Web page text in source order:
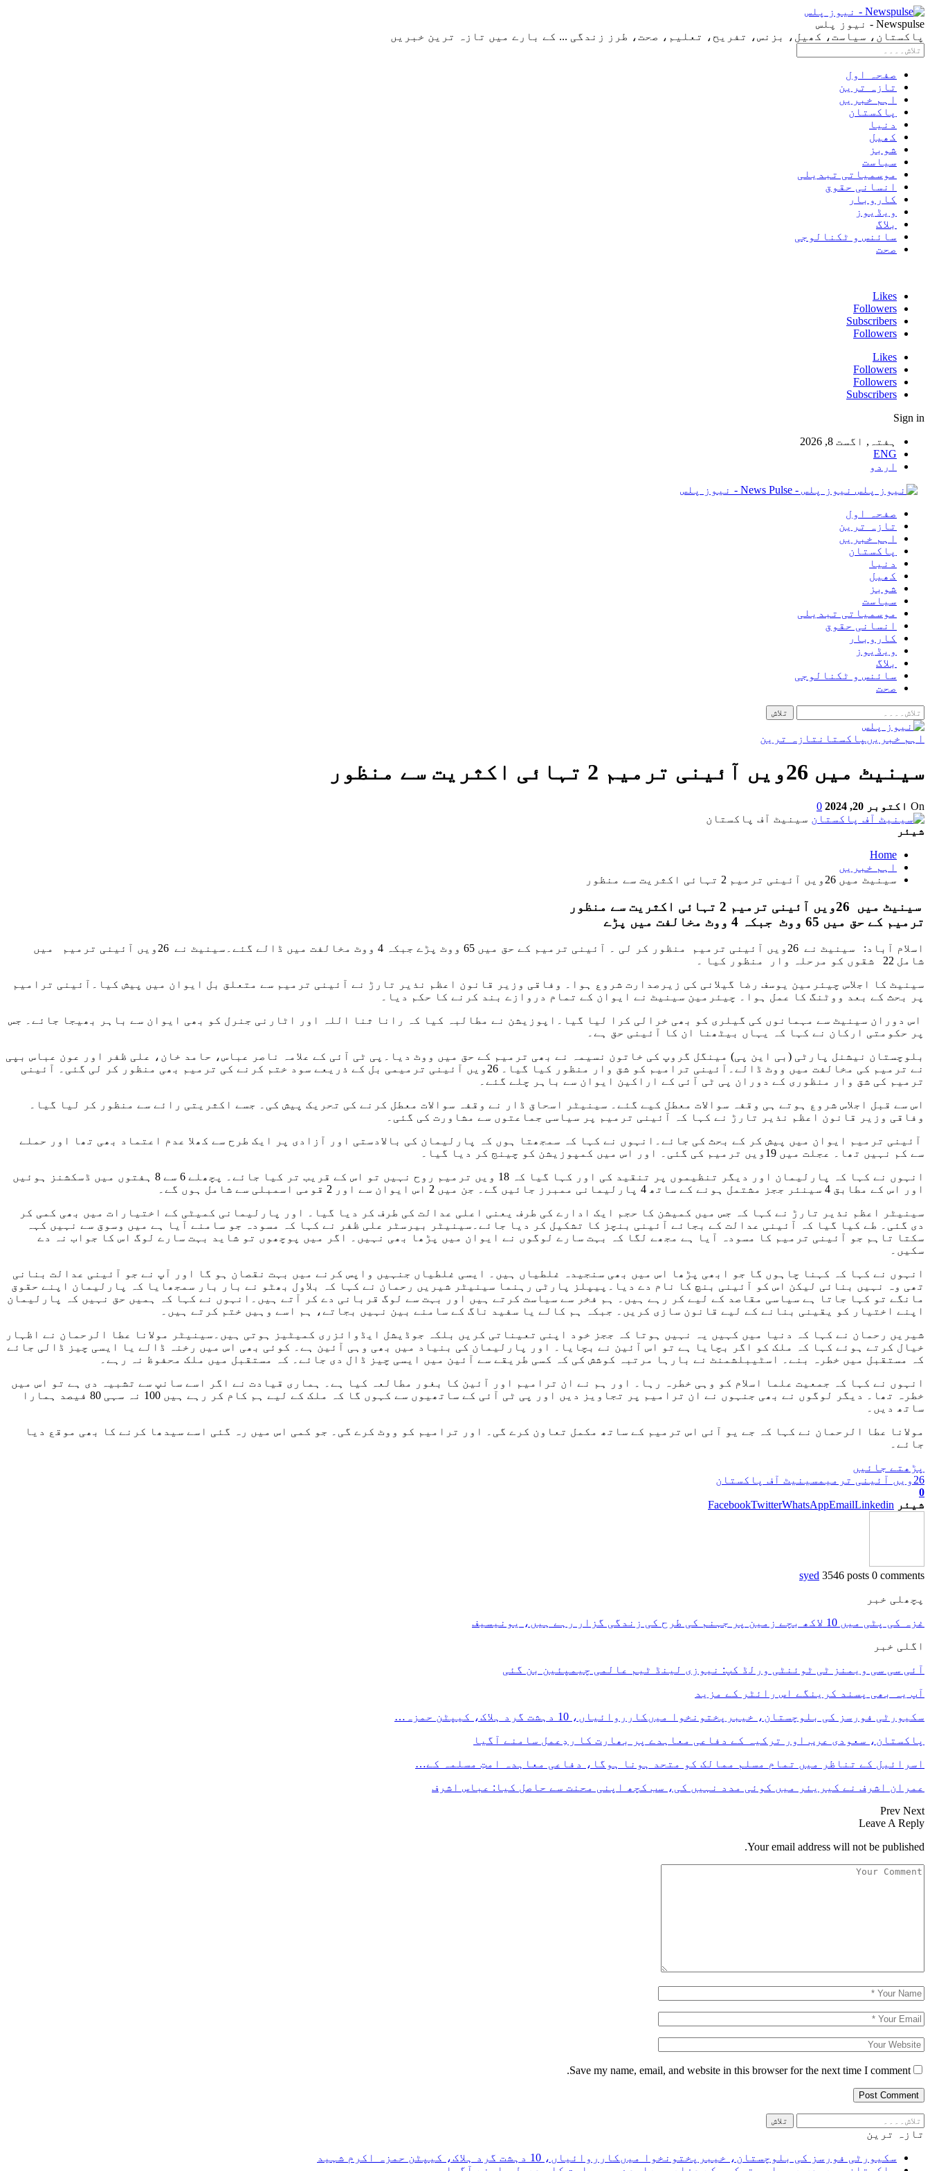
Newspulse - نیوز پلس
پاکستان، سیاست، کھیل، بزنس، تفریح، تعلیم، صحت، طرز زندگی ... کے بارے میں تازہ ترین خبریں
صفحہ اول
تازہ ترین
اہم خبریں
پاکستان
دنیا
کھیل
شوبز
سیاست
موسمیاتی تبدیلی
انسانی حقوق
کاروبار
ویڈیوز
بلاگ
سائنس و ٹکنالوجی
صحت
Likes
Followers
Subscribers
Followers
Likes
Followers
Followers
Subscribers
Sign in
ہفتہ, اگست 8, 2026
ENG
اردو
نیوز پلس - News Pulse - نیوز پلس
صفحہ اول
تازہ ترین
اہم خبریں
پاکستان
دنیا
کھیل
شوبز
سیاست
موسمیاتی تبدیلی
انسانی حقوق
کاروبار
ویڈیوز
بلاگ
سائنس و ٹکنالوجی
صحت
اہم خبریں پاکستان تازہ ترین
سینیٹ میں 26ویں آئینی ترمیم 2 تہائی اکثریت سے منظور
On اکتوبر 20, 2024
0
سینیٹ آف پاکستان
شیئر
Home
اہم خبریں
سینیٹ میں 26ویں آئینی ترمیم 2 تہائی اکثریت سے منظور
سینیٹ میں 26ویں آئینی ترمیم 2 تہائی اکثریت سے منظور
ترمیم کے حق میں 65 ووٹ جبکہ 4 ووٹ مخالفت میں پڑے
اسلام آباد: سینیٹ نے 26ویں آئینی ترمیم منظور کر لی ۔ آئینی ترمیم کے حق میں 65 ووٹ پڑے جبکہ 4 ووٹ مخالفت میں ڈالے گئے۔سینیٹ نے 26ویں آئینی ترمیم میں
شامل 22 شقوں کو مرحلہ وار منظور کیا ۔
سینیٹ کا اجلاس چیئرمین یوسف رضا گیلانی کی زیرصدارت شروع ہوا۔ وفاقی وزیر قانون اعظم نذیر تارڑ نے آئینی ترمیم سے متعلق بل ایوان میں پیش کیا۔آئینی ترامیم
پر بحث کے بعد ووٹنگ کا عمل ہوا۔ چیئرمین سینیٹ نے ایوان کے تمام دروازے بند کرنے کا حکم دیا۔
اس دوران سینیٹ سے مہمانوں کی گیلری کو بھی خرالی کرا لیا گیا۔اپوزیشن نے مطالبہ کیا کہ رانا ثنا اللہ اور اٹارنی جنرل کو بھی ایوان سے باہر بھیجا جائے۔ جس
پر حکومتی ارکان نے کہا کہ یہاں بیٹھنا ان کا آئینی حق ہے۔
بلوچستان نیشنل پارٹی (بی این پی) مینگل گروپ کی خاتون نسیمہ نے بھی ترمیم کے حق میں ووٹ دیا۔پی ٹی آئی کے علامہ ناصر عباس، حامد خان، علی ظفر اور عون عباس بپی
نے ترمیم کی مخالفت میں ووٹ ڈالے۔آئینی ترامیم کو شق وار منظور کیا گیا۔ 26ویں آئینی ترمیمی بل کے ذریعے سود ختم کرنے کی ترمیم بھی منظور کر لی گئی۔ آئینی
ترمیم کی شق وار منظوری کے دوران پی ٹی آئی کے اراکین ایوان سے باہر چلے گئے۔
اس سے قبل اجلاس شروع ہوتے ہی وقفہ سوالات معطل کیے گئے۔ سینیٹر اسحاق ڈار نے وقفہ سوالات معطل کرنے کی تحریک پیش کی۔ جسے اکثریتی رائے سے منظور کر لیا گیا۔
وفاقی وزیر قانون اعظم نذیر تارڑ نے کہا کہ آئینی ترمیم پر سیاسی جماعتوں سے مشاورت کی گئی۔
آئینی ترمیم ایوان میں پیش کر کے بحث کی جائے۔انہوں نے کہا کہ سمجھتا ہوں کہ پارلیمان کی بالادستی اور آزادی پر ایک طرح سے کھلا عدم اعتماد بھی تھا اور حملے
سے کم نہیں تھا۔ عجلت میں 19ویں ترمیم کی گئی۔ اور اس میں کمپوزیشن کو چینج کر دیا گیا۔
انہوں نے کہا کہ پارلیمان اور دیگر تنظیموں پر تنقید کی اور کہا گیا کہ 18 ویں ترمیم روح نہیں تو اس کے قریب تر کیا جائے۔ پچھلے 6 سے 8 ہفتوں میں ڈسکشنز ہوئیں
اور اس کے مطابق 4 سینئر ججز مشتمل ہونے کے ساتھ 4 پارلیمانی ممبرز جائیں گے۔ جن میں 2 اس ایوان سے اور 2 قومی اسمبلی سے شامل ہوں گے۔
سینیٹر اعظم نذیر تارڑ نے کہا کہ جس میں کمیشن کا حجم ایک ادارے کی طرف یعنی اعلی عدالت کی طرف کر دیا گیا۔ اور پارلیمانی کمیٹی کے اختیارات میں بھی کمی کر
دی گئی۔ طے کیا گیا کہ آئینی عدالت کے بجائے آئینی بنچز کا تشکیل کر دیا جائے۔سینیٹر بیرسٹر علی ظفر نے کہا کہ مسودہ جو سامنے آیا ہے میں وسوق سے نہیں کہہ
سکتا تاہم جو آئینی ترمیم کا مسودہ آیا ہے مجھے لگا کہ بہت سارے لوگوں نے ایوان میں پڑھا بھی نہیں۔ اگر میں پوچھوں تو شاید بہت سارے لوگ اس کا جواب نہ دے
سکیں۔
انہوں نے کہا کہ کہنا چاہوں گا جو ابھی پڑھا اس میں بھی سنجیدہ غلطیاں ہیں۔ ایسی غلطیاں جنہیں واپس کرنے میں بہت نقصان ہو گا اور آپ نے جو آئینی عدالت بنانی
تھی وہ نہیں بنائی لیکن اس کو آئینی بنچ کا نام دے دیا۔پیپلز پارٹی رہنما سینیٹر شیریں رحمان نے کہا کہ بلاول بھٹو نے بار بار سمجھایا کہ پارلیمان اپنے حقوق
مانگے تو کہا جاتا ہے سیاسی مقاصد کے لیے کر رہے ہیں۔ ہم فخر سے سیاست کرتے ہیں اور بہت سے لوگ قربانی دے کر آتے ہیں۔انہوں نے کہا کہ ہمیں حق نہیں کہ پارلیمان
اپنے اختیار کو یقینی بنانے کے لیے قانون سازی کریں۔ جبکہ ہم کالے یا سفید ناگ کے سامنے بین نہیں بجاتے، ہم اسے وہیں ختم کرتے ہیں۔
شیریں رحمان نے کہا کہ دنیا میں کہیں یہ نہیں ہوتا کہ ججز خود اپنی تعیناتی کریں بلکہ جوڈیشل ایڈوائزری کمیٹیز ہوتی ہیں۔سینیٹر مولانا عطا الرحمان نے اظہار
خیال کرتے ہوئے کہا کہ ملک کو اگر بچایا ہے تو اس آئین نے بچایا۔ اور پارلیمان کی بنیاد میں بھی وہی آئین ہے۔ کوئی بھی اس میں رخنہ ڈالے یا ایسی چیز ڈالی جائے
کہ مستقبل میں خطرہ بنے۔ اسٹیبلشمنٹ نے بارہا مرتبہ کوشش کی کہ کسی طریقے سے آئین میں ایسی چیز ڈال دی جائے۔ کہ مستقبل میں ملک محفوظ نہ رہے۔
انہوں نے کہا کہ جمعیت علما اسلام کو وہی خطرہ رہا۔ اور ہم نے ان ترامیم اور آئین کا بغور مطالعہ کیا ہے۔ ہماری قیادت نے اگر اسے سانپ سے تشبیہ دی ہے تو اس میں
خطرہ تھا۔ دیگر لوگوں نے بھی جنہوں نے ان ترامیم پر تجاویز دیں اور پی ٹی آئی کے ساتھیوں سے کہوں گا کہ ملک کے لیے ہم کام کر رہے ہیں 100 نہ سہی 80 فیصد ہمارا
ساتھ دیں۔
مولانا عطا الرحمان نے کہا کہ جے یو آئی اس ترمیم کے ساتھ مکمل تعاون کرے گی۔ اور ترامیم کو ووٹ کرے گی۔ جو کمی اس میں رہ گئی اسے سیدھا کرنے کا بھی موقع دیا
جائے۔
پڑھتے جائیں
26ویں آئینی ترمیم
سینیٹ آف پاکستان
0
شیئر
FacebookTwitterWhatsAppEmailLinkedin
syed 3546 posts 0 comments
پچھلی خبر
غزہ کی پٹی میں 10 لاکھ بچے زمین پر جہنم کی طرح کی زندگی گزار رہے ہیں، یونیسیف
اگلی خبر
آئی سی سی ویمنز ٹی ٹوئنٹی ورلڈ کپ: نیوزی لینڈ ٹیم عالمی چیمپئین بن گئی
آپ یہ بھی پسند کرینگے اس رائٹر کے مزید
سکیورٹی فورسز کی بلوچستان، خیبرپختونخوا میںکارروائیاں، 10 دہشت گرد ہلاک، کیپٹن حمزہ…
پاکستان، سعودی عرب اور ترکیہ کے دفاعی معاہدے پر بھارت کا ردِعمل سامنے آگیا
اسرائیل کے تناظر میں تمام مسلم ممالک کو متحد ہونا ہوگا، دفاعی معاہدہ امتِ مسلمہ کے…
عمران اشرف نے کیریئر میں کوئی مدد نہیں کی، سب کچھ اپنی محنت سے حاصل کیا: عباس اشرف
Prev Next
Leave A Reply
Your email address will not be published.
Save my name, email, and website in this browser for the next time I comment.
تازہ ترین
سکیورٹی فورسز کی بلوچستان، خیبرپختونخوا میںکارروائیاں، 10 دہشت گرد ہلاک، کیپٹن حمزہ اکرم شہید